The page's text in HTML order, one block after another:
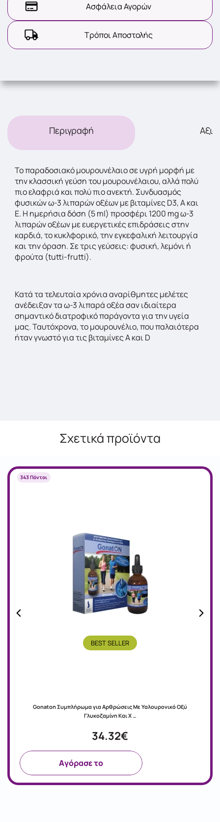
Ασφάλεια Αγορών
Τρόποι Αποστολής
Περιγραφή
Το παραδοσιακό μουρουνέλαιο σε υγρή μορφή με
την κλασσική γεύση του μουρουνέλαιου, αλλά πολύ
πιο ελαφριά και πολύ πιο ανεκτή. Συνδυασμός
φυσικών ω-3 λιπαρών οξέων με βιταμίνες D3, A και
Ε. Η ημερήσια δόση (5 ml) προσφέρι 1200 mg ω-3
λιπαρών οξέων με ευεργετικές επιδράσεις στην
καρδιά, το κυκλφορικό, την εγκεφαλική λειτουργία
και την όραση. Σε τρις γεύσεις: φυσική, λεμόνι ή
φρούτα (tutti-frutti).
Κατά τα τελευταία χρόνια αναρίθμητες μελέτες
ανέδειξαν τα ω-3 λιπαρά οξέα σαν ιδιαίτερα
σημαντικό διατροφικό παράγοντα για την υγεία
μας. Ταυτόχρονα, το μουρουνέλιο, που παλαιότερα
ήταν γνωστό για τις βιταμίνες Α και D
Σχετικά προϊόντα
343 Πόντοι
BEST SELLER
Gonaton Συμπλήρωμα για Αρθρώσεις Με Υαλουρονικό Οξύ
Γλυκοζαμίνη Και Χ …
34.32€
Aγόρασε το